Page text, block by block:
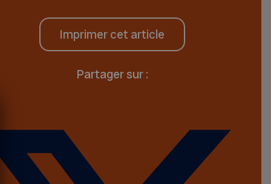
Imprimer cet article
Partager sur :